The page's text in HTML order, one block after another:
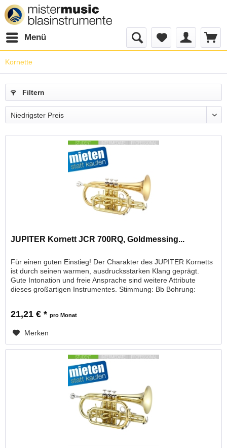
Menü
Kornette
Filtern
JUPITER Kornett JCR 700RQ, Goldmessing...
Für einen guten Einstieg! Der Charakter des JUPITER Kornetts
ist durch seinen warmen, ausdrucksstarken Klang geprägt.
Gute Intonation und freie Ansprache sind weitere Attribute
dieses großartigen Instrumentes. Stimmung: Bb Bohrung:
21,21 € *pro Monat
Merken